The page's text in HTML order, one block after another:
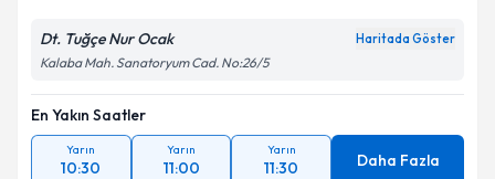
Dt. Tuğçe Nur Ocak Haritada Göster
Kalaba Mah. Sanatoryum Cad. No:26/5
En Yakın Saatler
Yarın
10:30
Yarın
11:00
Yarın
11:30 Daha Fazla